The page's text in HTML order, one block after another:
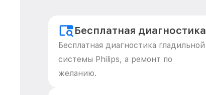
Бесплатная диагностика
Бесплатная диагностика гладильной
системы Philips, а ремонт по
желанию.